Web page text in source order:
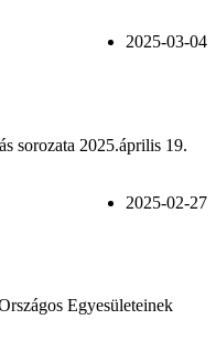
2025-03-04
sorozata 2025.április 19.
2025-02-27
Egyesületeinek